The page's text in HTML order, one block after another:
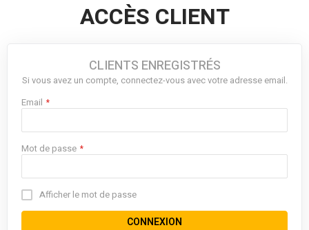
ACCÈS CLIENT
CLIENTS ENREGISTRÉS
Si vous avez un compte, connectez-vous avec votre adresse email.
Email
Mot de passe
Afficher le mot de passe
CONNEXION